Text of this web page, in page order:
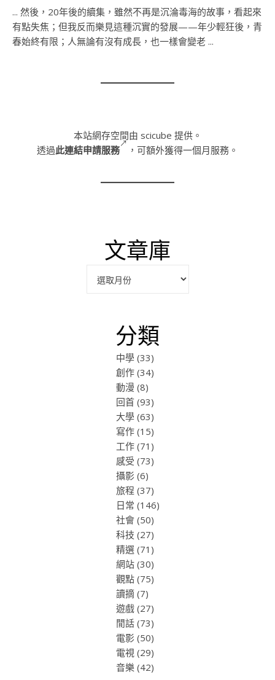
... 然後，20年後的續集，雖然不再是沉淪毒海的故事，看起來
有點失焦；但我反而樂見這種沉實的發展——年少輕狂後，青
春始終有限；人無論有沒有成長，也一樣會變老 ...
本站網存空間由 scicube 提供。
透過此連結申請服務 ，可額外獲得一個月服務。
文章庫
分類
中學(33)
創作(34)
動漫 (8)
回首(93)
大學(63)
寫作(15)
工作(71)
感受 (73)
攝影 (6)
旅程 (37)
日常 (146)
社會(50)
科技 (27)
精選(71)
網站(30)
觀點(75)
讀摘(7)
遊戲(27)
閒話(73)
電影 (50)
電視(29)
音樂(42)